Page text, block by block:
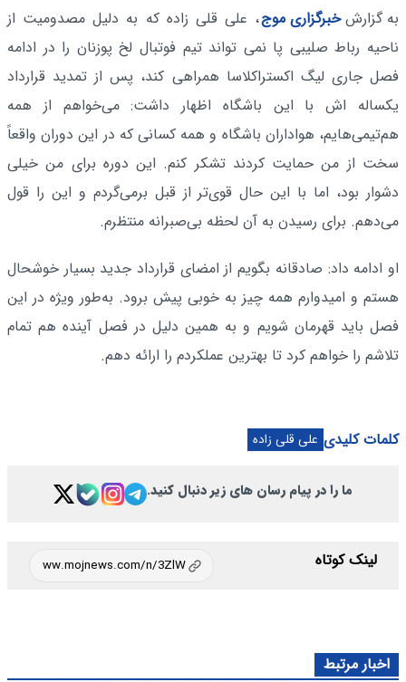
به گزارشخبرگزاری موج، علی قلی زاده که به دلیل مصدومیت از
ناحیه رباط صلیبی پا نمی تواند تیم فوتبال لخ پوزنان را در ادامه
فصل جاری لیگ اکستراکلاسا همراهی کند، پس از تمدید قرارداد
یکساله اش با این باشگاه اظهار داشت: می‌خواهم از همه
هم‌تیمی‌هایم، هواداران باشگاه و همه کسانی که در این دوران واقعاً
سخت از من حمایت کردند تشکر کنم. این دوره برای من خیلی
دشوار بود، اما با این حال قوی‌تر از قبل برمی‌گردم و این را قول
می‌دهم. برای رسیدن به آن لحظه بی‌صبرانه منتظرم.
او ادامه داد: صادقانه بگویم از امضای قرارداد جدید بسیار خوشحال
هستم و امیدوارم همه چیز به خوبی پیش برود. به‌طور ویژه در این
فصل باید قهرمان شویم و به همین دلیل در فصل آینده هم تمام
تلاشم را خواهم کرد تا بهترین عملکردم را ارائه دهم.
کلمات کلیدی علی قلی زاده
ما را در پیام رسان های زیر دنبال کنید.
لینک کوتاه
اخبار مرتبط